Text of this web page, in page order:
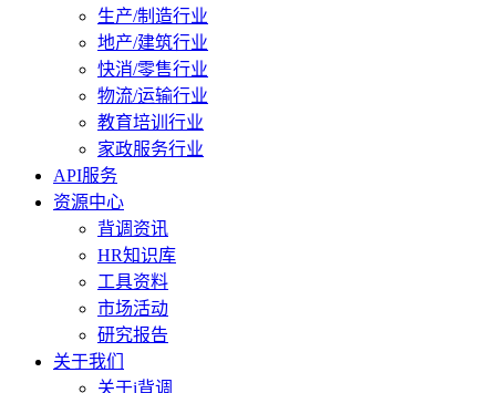
生产/制造行业
地产/建筑行业
快消/零售行业
物流/运输行业
教育培训行业
家政服务行业
API服务
资源中心
背调资讯
HR知识库
工具资料
市场活动
研究报告
关于我们
关于i背调